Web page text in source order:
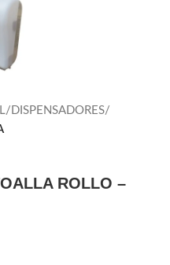
DISPENSADORES
ROLLO –